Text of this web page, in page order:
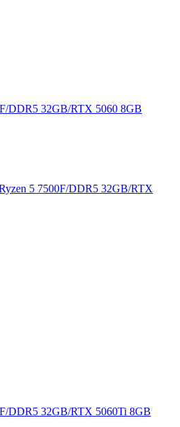
DDR5 32GB/RTX 5060 8GB
DDR5 32GB/RTX 5060Ti 8GB